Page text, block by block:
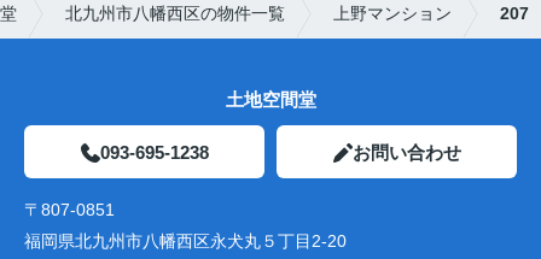
北九州市八幡西区の物件一覧 上野マンション 207
土地空間堂
093-695-1238 お問い合わせ
〒807-0851
福岡県北九州市八幡西区永犬丸５丁目2-20